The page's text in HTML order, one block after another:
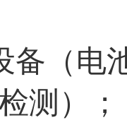
备（电
测）；